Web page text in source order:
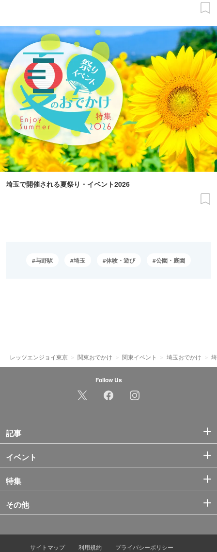
埼玉で開催される夏祭り・イベント2026
与野駅 埼玉 体験・遊び 公園・庭園
レッツエンジョイ東京 関東おでかけ 関東イベント 埼玉おでかけ
Follow Us
記事
イベント
特集
その他
サイトマップ 利用規約 プライバシーポリシー